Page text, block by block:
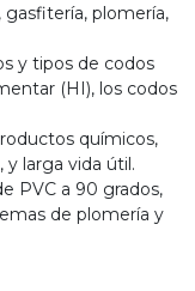
gasfitería, plomería,
y tipos de codos
(HI), los codos
químicos,
larga vida útil.
PVC a 90 grados,
de plomería y